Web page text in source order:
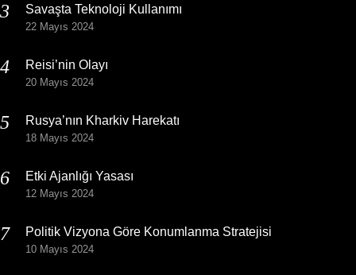
Savaşta Teknoloji Kullanımı
22 Mayıs 2024
Reisi’nin Olayı
20 Mayıs 2024
Rusya’nın Kharkiv Harekatı
18 Mayıs 2024
Etki Ajanlığı Yasası
12 Mayıs 2024
Politik Vizyona Göre Konumlanma Stratejisi
10 Mayıs 2024